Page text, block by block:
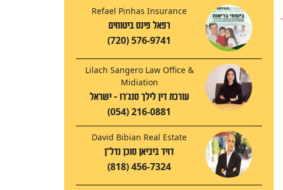
Refael Pinhas Insurance
רפאל פינס ביטוחים
(720) 576-9741
Lilach Sangero Law Office &
Midiation
עורכת דין לילך סנג'רו - ישראל
(054) 216-0881
David Bibian Real Estate
דויד ביביאן סוכן נדל"ן
(818) 456-7324